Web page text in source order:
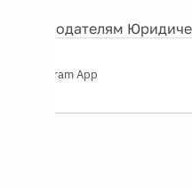
Рекламодателям
Telegram App